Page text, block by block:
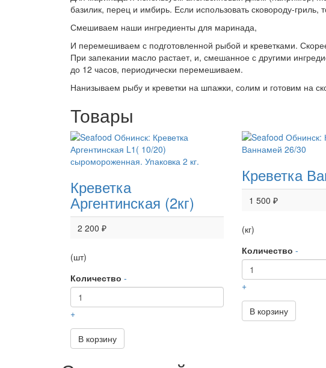
базилик, перец и имбирь. Если использовать сковороду-
Смешиваем наши ингредиенты для маринада,
И перемешиваем с подготовленной рыбой и креветками.
При запекании масло растает, и, смешанное с другими
до 12 часов, периодически перемешиваем.
Нанизываем рыбу и креветки на шпажки, солим и готовим на
Товары
Креветка
Аргентинская (2кг)
2 200 ₽
(шт)
Количество -
+
В корзину
Креветка
1 500 ₽
(кг)
Количество -
+
В корзину